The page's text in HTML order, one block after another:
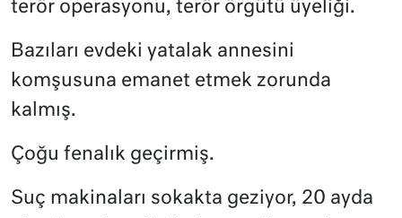
terör operasyonu, terör örgütü üyeliği.
Bazıları evdeki yatalak annesini
komşusuna emanet etmek zorunda
kalmış.
Çoğu fenalık geçirmiş.
Suç makinaları sokakta geziyor, 20 ayda